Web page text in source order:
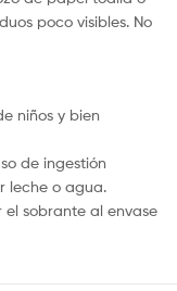
poco visibles. No
niños y bien
de ingestión
leche o agua.
el sobrante al envase